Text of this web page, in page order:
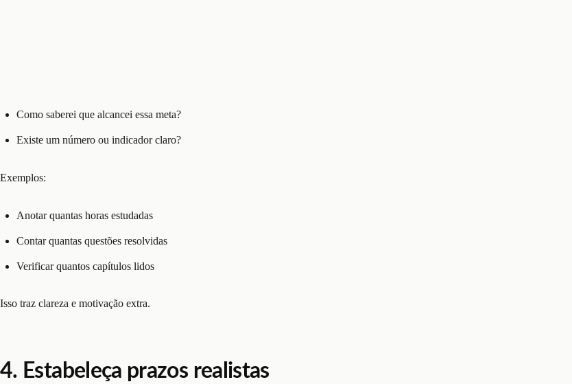
Como saberei que alcancei essa meta?
Existe um número ou indicador claro?
Exemplos:
Anotar quantas horas estudadas
Contar quantas questões resolvidas
Verificar quantos capítulos lidos
Isso traz clareza e motivação extra.
4. Estabeleça prazos realistas